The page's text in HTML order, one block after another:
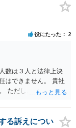
可能性があります。
締役に選任した場合
れにせよ兼任規制に
る対応がベターに思
役にたった 2
数は３人と法律上決
はできません。 貴社
ただし、会社にとっ
あります。 一度、今
をお勧めします。
る訴えについ